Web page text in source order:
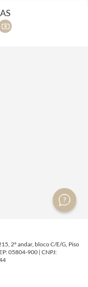
2º andar, bloco C/E/G, Piso
05804-900 | CNPJ: